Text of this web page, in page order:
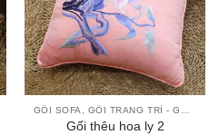
Gối thêu hoa ly 2